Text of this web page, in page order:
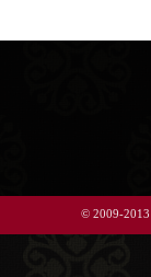
© 2009-2013